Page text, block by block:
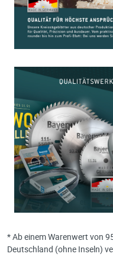
* Ab einem Warenwert von
Deutschland (ohne Inseln)